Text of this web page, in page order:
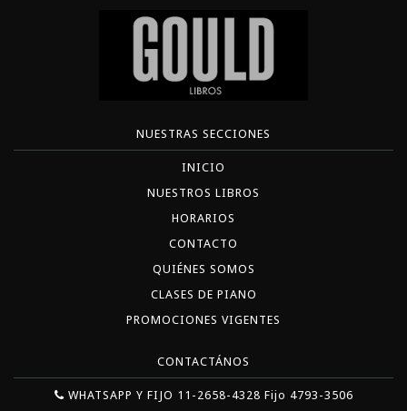
NUESTRAS SECCIONES
INICIO
NUESTROS LIBROS
HORARIOS
CONTACTO
QUIÉNES SOMOS
CLASES DE PIANO
PROMOCIONES VIGENTES
CONTACTÁNOS
WHATSAPP Y FIJO 11-2658-4328 Fijo 4793-3506